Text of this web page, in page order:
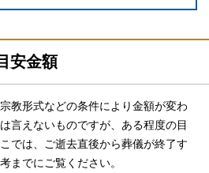
安金額
教形式などの条件により金額が変わ
言えないものですが、ある程度の目
では、ご逝去直後から葬儀が終了す
までにご覧ください。